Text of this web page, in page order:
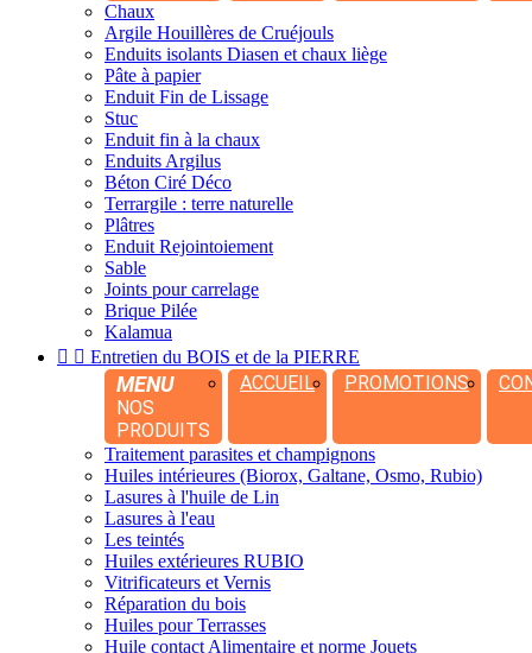
Chaux
Argile Houillères de Cruéjouls
Enduits isolants Diasen et chaux liège
Pâte à papier
Enduit Fin de Lissage
Stuc
Enduit fin à la chaux
Enduits Argilus
Béton Ciré Déco
Terrargile : terre naturelle
Plâtres
Enduit Rejointoiement
Sable
Joints pour carrelage
Brique Pilée
Kalamua
  Entretien du BOIS et de la PIERRE
MENU
NOS
PRODUITS
ACCUEIL PROMOTIONS
Traitement parasites et champignons
Huiles intérieures (Biorox, Galtane, Osmo, Rubio)
Lasures à l'huile de Lin
Lasures à l'eau
Les teintés
Huiles extérieures RUBIO
Vitrificateurs et Vernis
Réparation du bois
Huiles pour Terrasses
Huile contact Alimentaire et norme Jouets